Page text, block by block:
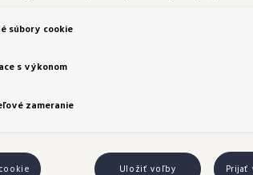
súbory cookie
s výkonom
zameranie
Uložiť voľby Prijať